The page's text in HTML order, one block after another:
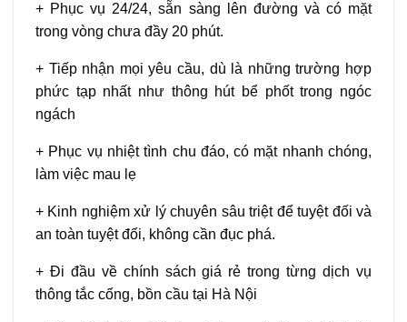
+ Phục vụ 24/24, sẵn sàng lên đường và có mặt
trong vòng chưa đầy 20 phút.
+ Tiếp nhận mọi yêu cầu, dù là những trường hợp
phức tạp nhất như thông hút bể phốt trong ngóc
ngách
+ Phục vụ nhiệt tình chu đáo, có mặt nhanh chóng,
làm việc mau lẹ
+ Kinh nghiệm xử lý chuyên sâu triệt để tuyệt đối và
an toàn tuyệt đối, không cần đục phá.
+ Đi đầu về chính sách giá rẻ trong từng dịch vụ
thông tắc cống, bồn cầu tại Hà Nội